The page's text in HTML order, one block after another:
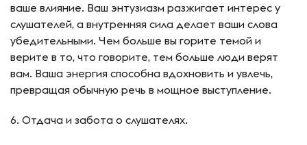
ваше влияние. Ваш энтузиазм разжигает интерес у
слушателей, а внутренняя сила делает ваши слова
убедительными. Чем больше вы горите темой и
верите в то, что говорите, тем больше люди верят
вам. Ваша энергия способна вдохновить и увлечь,
превращая обычную речь в мощное выступление.
6. Отдача и забота о слушателях.